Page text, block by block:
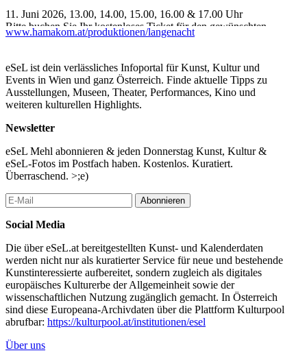
11. Juni 2026, 13.00, 14.00, 15.00, 16.00 & 17.00 Uhr
Bitte buchen Sie Ihr kostenloses Ticket für den gewünschten
Timeslot, um Ihren Platz zu sichern. First come first serve.
Das Theaterbuffet hat mit Erfrischungen für Sie geöffnet - denn
wir hoffen auf einen sonnigen Tag!
...Mehr lesen
www.hamakom.at/produktionen/langenacht
eSeL ist dein verlässliches Infoportal für Kunst, Kultur und
Events in Wien und ganz Österreich. Finde aktuelle Tipps zu
Ausstellungen, Museen, Theater, Performances, Kino und
weiteren kulturellen Highlights.
Newsletter
eSeL Mehl abonnieren & jeden Donnerstag Kunst, Kultur &
eSeL-Fotos im Postfach haben. Kostenlos. Kuratiert.
Überraschend. >;e)
Abonnieren
Social Media
Die über eSeL.at bereitgestellten Kunst- und Kalenderdaten
werden nicht nur als kuratierter Service für neue und bestehende
Kunstinteressierte aufbereitet, sondern zugleich als digitales
europäisches Kulturerbe der Allgemeinheit sowie der
wissenschaftlichen Nutzung zugänglich gemacht. In Österreich
sind diese Europeana-Archivdaten über die Plattform Kulturpool
abrufbar: https://kulturpool.at/institutionen/esel
Über uns